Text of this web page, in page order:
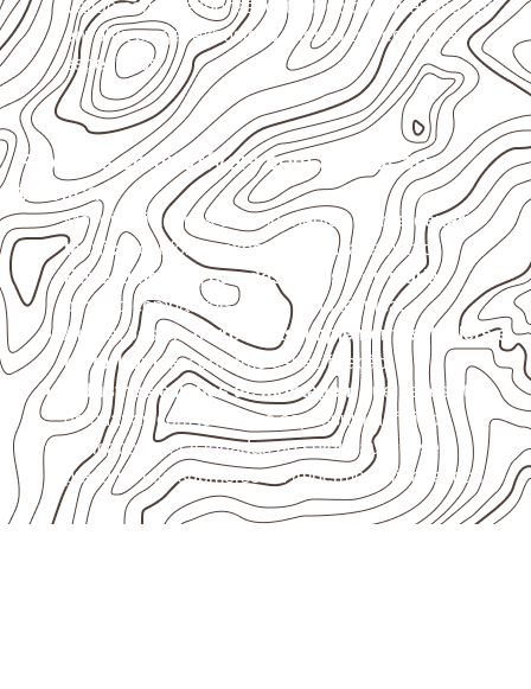
Valide com o responsável técnico qualquer uso que
envolva carga, exposição intensa ou requisitos
específicos.
Projetos compatíveis com avaliação
técnica
Móveis, divisórias e componentes de
marcenaria
técnica
, conforme exposição e acabamento.
Revestimentos, paredes, pisos e divisórias,
quando compatíveis com a ficha técnica.
Aplicações emcarrocerias, implementos, trailers e
motorhomes, conforme especificação.
Indústrias e linhas de montagem que necessitam
de chapas com formato e espessura definidos.
Aplicações relacionadas ao setor náutico, sem
presumir uso submerso ou impermeabilidade total.